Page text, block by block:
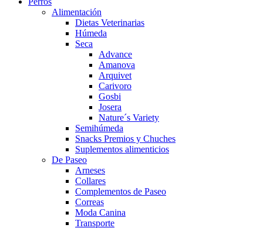
Alimentación
Dietas Veterinarias
Húmeda
Seca
Advance
Amanova
Arquivet
Carivoro
Gosbi
Josera
Nature´s Variety
Semihúmeda
Snacks Premios y Chuches
Suplementos alimenticios
De Paseo
Arneses
Collares
Complementos de Paseo
Correas
Moda Canina
Transporte